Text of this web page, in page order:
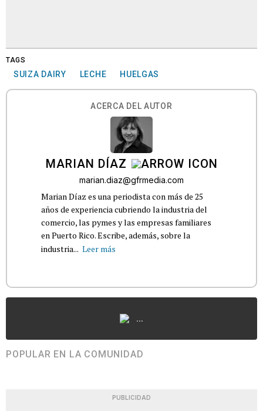
TAGS
SUIZA DAIRY LECHE HUELGAS
ACERCA DEL AUTOR
MARIAN DÍAZ
marian.diaz@gfrmedia.com
Marian Díaz es una periodista con más de 25
años de experiencia cubriendo la industria del
comercio, las pymes y las empresas familiares
en Puerto Rico. Escribe, además, sobre la
industria... Leer más
...
POPULAR EN LA COMUNIDAD
PUBLICIDAD